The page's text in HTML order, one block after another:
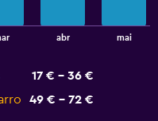
abr mai
17 € - 36 €
49 € - 72 €